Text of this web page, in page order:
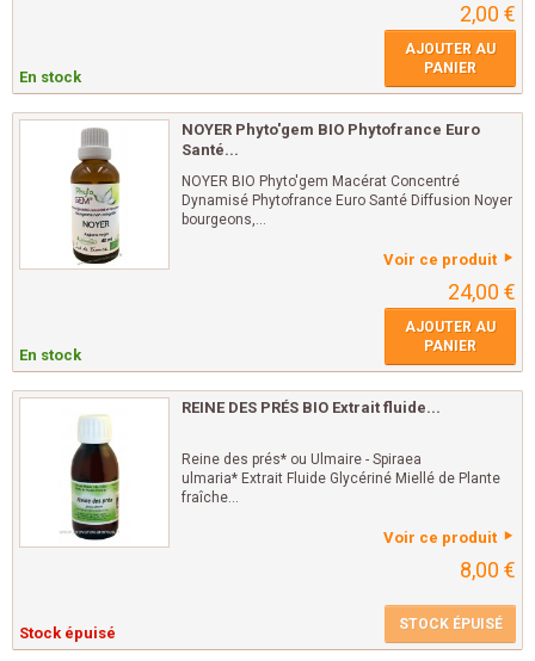
2,00 €
En stock
AJOUTER AU
PANIER
NOYER Phyto'gem BIO Phytofrance Euro
Santé...
NOYER BIO Phyto'gem Macérat Concentré
Dynamisé Phytofrance Euro Santé Diffusion Noyer
bourgeons,...
Voir ce produit
24,00 €
En stock
AJOUTER AU
PANIER
REINE DES PRÉS BIO Extrait fluide...
Reine des prés* ou Ulmaire - Spiraea
ulmaria* Extrait Fluide Glycériné Miellé de Plante
fraîche...
Voir ce produit
8,00 €
Stock épuisé STOCK ÉPUISÉ